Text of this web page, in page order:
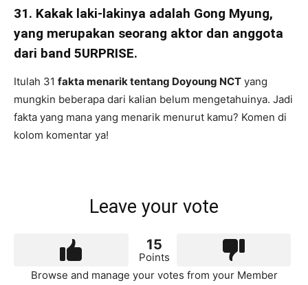
31. Kakak laki-lakinya adalah Gong Myung,
yang merupakan seorang aktor dan anggota
dari band 5URPRISE.
Itulah 31 fakta menarik tentang Doyoung NCT yang
mungkin beberapa dari kalian belum mengetahuinya. Jadi
fakta yang mana yang menarik menurut kamu? Komen di
kolom komentar ya!
Leave your vote
15
Points
Browse and manage your votes from your Member